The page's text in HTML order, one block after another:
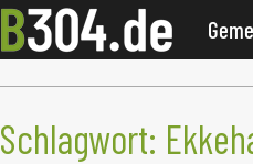
Schlagwort: